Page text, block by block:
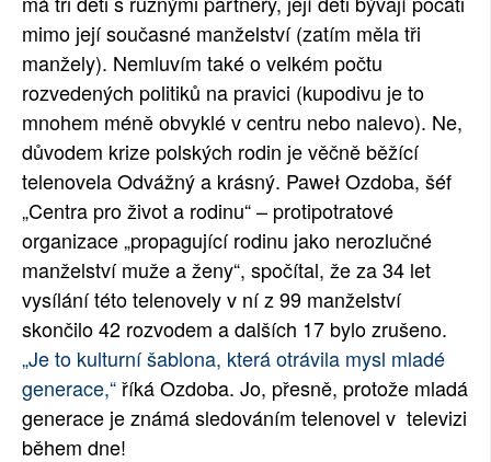
mimo její současné manželství (zatím měla tři
manžely). Nemluvím také o velkém počtu
rozvedených politiků na pravici (kupodivu je to
mnohem méně obvyklé v centru nebo nalevo). Ne,
důvodem krize polských rodin je věčně běžící
telenovela Odvážný a krásný. Paweł Ozdoba, šéf
„Centra pro život a rodinu“ – protipotratové
organizace „propagující rodinu jako nerozlučné
manželství muže a ženy“, spočítal, že za 34 let
vysílání této telenovely v ní z 99 manželství
skončilo 42 rozvodem a dalších 17 bylo zrušeno.
„Je to kulturní šablona, ​​která otrávila mysl mladé
generace,“říká Ozdoba. Jo, přesně, protože mladá
generace je známá sledováním telenovel v televizi
během dne!